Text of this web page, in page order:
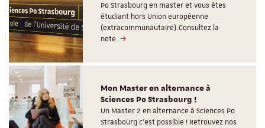
Po Strasbourg en master et vous êtes
étudiant hors Union européenne
(extracommunautaire).Consultez la
note.
Mon Master en alternance à
Sciences Po Strasbourg !
Un Master 2 en alternance à Sciences Po
Strasbourg c'est possible ! Retrouvez nos